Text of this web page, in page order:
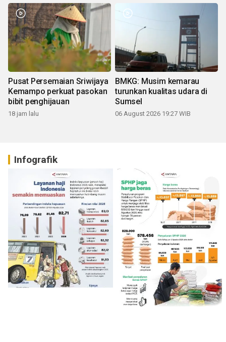
Pusat Persemaian Sriwijaya
Kemampo perkuat pasokan
bibit penghijauan
18 jam lalu
BMKG: Musim kemarau
turunkan kualitas udara di
Sumsel
06 August 2026 19:27 WIB
Infografik